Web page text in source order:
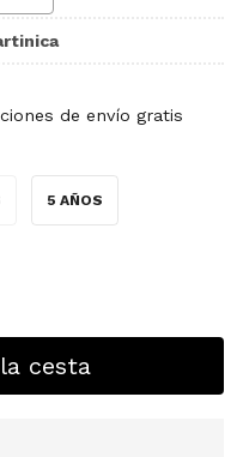
de envío gratis
5 AÑOS
cesta